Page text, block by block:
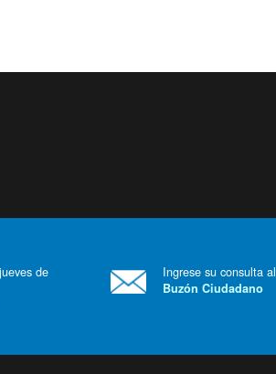
de
Ingrese su consulta al
Buzón Ciudadano